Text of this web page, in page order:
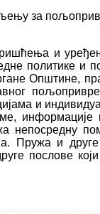
за
и
и
Општине,
и
Пружа и
послове